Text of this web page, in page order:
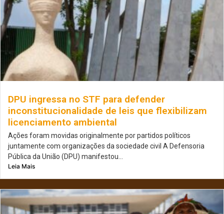
DPU ingressa no STF para defender
inconstitucionalidade de leis que flexibilizam
licenciamento ambiental
Ações foram movidas originalmente por partidos políticos
juntamente com organizações da sociedade civil A Defensoria
Pública da União (DPU) manifestou...
Leia Mais